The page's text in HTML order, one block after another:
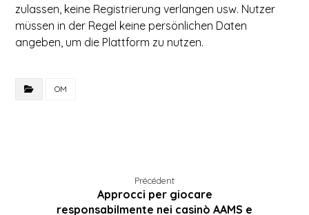
zulassen, keine Registrierung verlangen usw. Nutzer
müssen in der Regel keine persönlichen Daten
angeben, um die Plattform zu nutzen.
OM
Précédent
Approcci per giocare
responsabilmente nei casinò AAMS e